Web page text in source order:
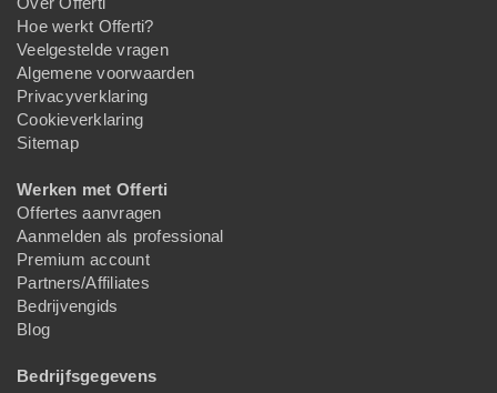
Hoe werkt Offerti?
Veelgestelde vragen
Algemene voorwaarden
Privacyverklaring
Cookieverklaring
Sitemap
Werken met Offerti
Offertes aanvragen
Aanmelden als professional
Premium account
Partners/Affiliates
Bedrijvengids
Blog
Bedrijfsgegevens